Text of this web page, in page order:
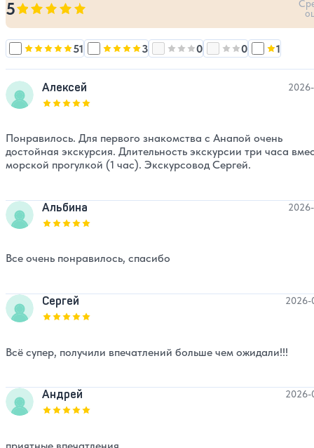
5Оценка, количество звезд:
Оценка, количество звезд:
51 Оценка, количество звезд:4
3 Оценка, количество звезд:
0 Оценка,
0 Оценка,
1
Алексей
Оценка, количество звезд:
Понравилось. Для первого знакомства с Анапой очень
достойная экскурсия. Длительность экскурсии три часа
морской прогулкой (1 час). Экскурсовод Сергей.
Альбина
Оценка, количество звезд:
Все очень понравилось, спасибо
Сергей
Оценка, количество звезд:
2026-
Всё супер, получили впечатлений больше чем ожидали!!!
Андрей
Оценка, количество звезд:
2026-
приятные впечатления